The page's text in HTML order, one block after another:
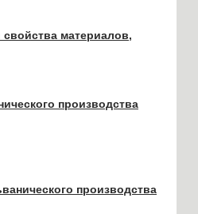
свойства материалов,
производства
производства